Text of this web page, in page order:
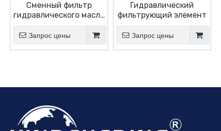
Сменный фильтр
гидравлического масла
для фильтра Hydac
Запрос цены
Гидравлический
фильтрующий элемент
Запрос цены